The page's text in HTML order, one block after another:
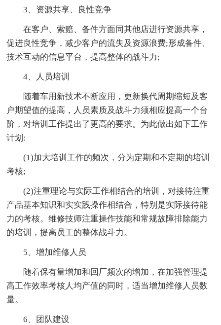
3、资源共享、良性竞争
在客户、索赔、备件方面同其他店进行资源共享，
促进良性竞争，减少客户的流失及资源浪费;形成备件、
技术互动的信息平台，提高整体的战斗力;
4、人员培训
随着车用新技术不断应用，更新换代周期缩短及客
户期望值的提高，人员素质及战斗力须相应提高一个台
阶，对培训工作提出了更高的要求。为此做出如下工作
计划:
(1)加大培训工作的频次，分为定期和不定期的培训
考核;
(2)注重理论与实际工作相结合的培训，对接待注重
产品基本知识和实实践操作相结合，特别是实际接待能
力的考核。维修技师注重操作技能和常规故障排除能力
的培训，提高员工的整体战斗力。
5、增加维修人员
随着保有量增加和回厂频次的增加，在加强管理提
高工作效率考核人均产值的同时，适当增加维修人员数
量。
6、团队建设